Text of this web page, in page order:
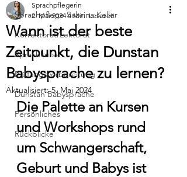
Sprachpflege Sabrina Keller
Korrektorat/Lektorat
Sprachkurse
Prüfungsvorbereitung
Dunstan Babysprache
Persönliches
Rückblicke
Wann ist der beste
Zeitpunkt, die Dunstan
Babysprache zu lernen?
Sprachpflegerin
2. Mai 2024 4 Min. Lesezeit
Aktualisiert:5. Mai 2024
Die Palette an Kursen
und Workshops rund
um Schwangerschaft,
Geburt und Babys ist